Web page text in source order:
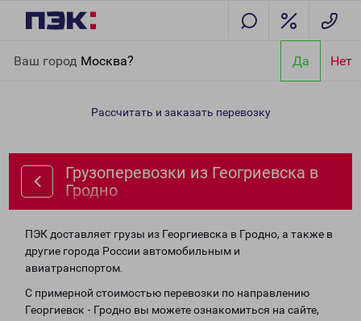
Ваш город Москва? Да Нет
Гродно
Рассчитать и заказать перевозку
Грузоперевозки из Геогриевска в
Гродно
ПЭК доставляет грузы из Георгиевска в Гродно, а также в
другие города России автомобильным и
авиатранспортом.
С примерной стоимостью перевозки по направлению
Георгиевск - Гродно вы можете ознакомиться на сайте,